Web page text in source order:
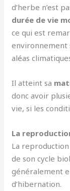
d’herbe n’est
durée de vie
ce qui est
environnement
aléas
Il atteint sa
donc avoir
vie, si les
La
La
de son cycle
généralement
d’hibernation.